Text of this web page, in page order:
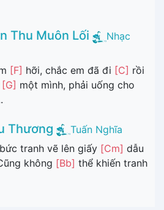
Thu Muôn Lối
Nhạc
[F] hỡi, chắc em đã đi [C] rồi
[G] một mình, phải uống cho
Thương
Tuấn Nghĩa
bức tranh vẽ lên giấy [Cm] dẫu
không [Bb] thể khiến tranh